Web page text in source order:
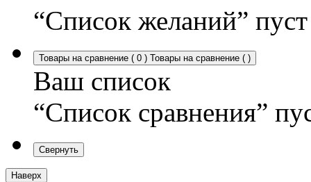
“Список желаний” пуст
Товары на сравнение ( 0 ) Товары на сравнение ( )
Ваш список
“Список сравнения”
Свернуть
Наверх